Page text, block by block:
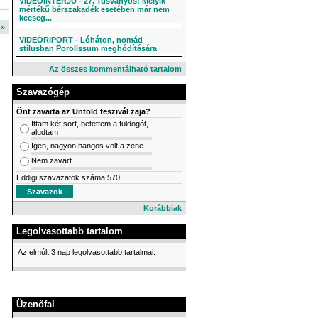
mértékű bérszakadék esetében már nem
kecseg...
VIDEÓRIPORT - Lóháton, nomád
stílusban Porolissum meghódítására
Az összes kommentálható tartalom
Szavazógép
Önt zavarta az Untold feszivál zaja?
Ittam két sört, betettem a füldögót,
aludtam
Igen, nagyon hangos volt a zene
Nem zavart
Eddigi szavazatok száma:570
Korábbiak
Legolvasottabb tartalom
Az elmúlt 3 nap legolvasottabb tartalmai.
Üzenőfal